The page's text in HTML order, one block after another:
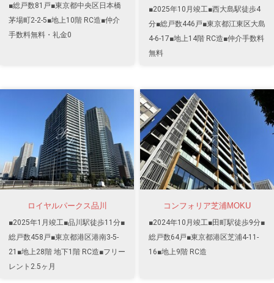
■総戸数81戸■東京都中央区日本橋
茅場町2-2-5■地上10階 RC造■仲介
手数料無料・礼金0
■2025年10月竣工■西大島駅徒歩4
分■総戸数446戸■東京都江東区大島
4-6-17■地上14階 RC造■仲介手数料
無料
ロイヤルパークス品川
■2025年1月竣工■品川駅徒歩11分■
総戸数458戸■東京都港区港南3-5-
21■地上28階 地下1階 RC造■フリー
レント2.5ヶ月
コンフォリア芝浦MOKU
■2024年10月竣工■田町駅徒歩9分■
総戸数64戸■東京都港区芝浦4-11-
16■地上9階 RC造